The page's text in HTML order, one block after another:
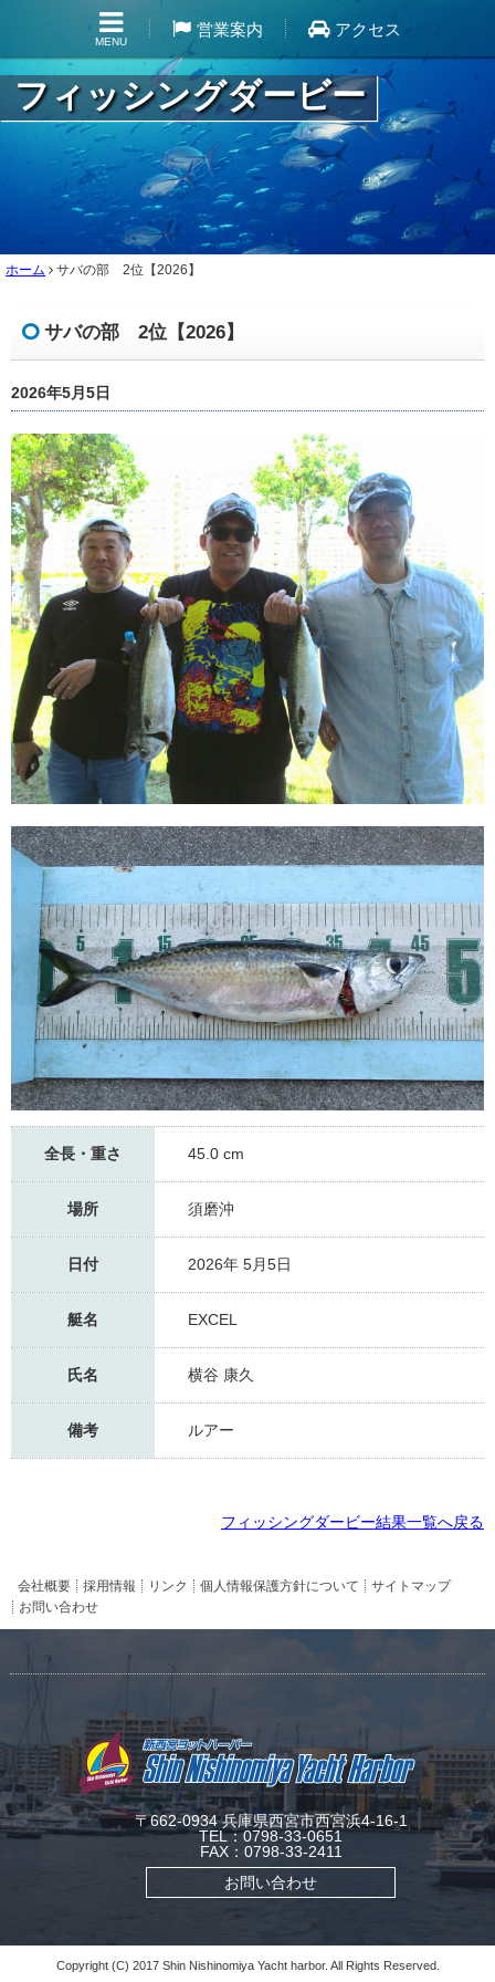
MENU
営業案内 アクセス
フィッシングダービー
ホーム サバの部 2位【2026】
サバの部 2位【2026】
2026年5月5日
全長・重さ 45.0 cm
場所 須磨沖
日付 2026年 5月5日
艇名 EXCEL
氏名 横谷 康久
備考 ルアー
フィッシングダービー結果一覧へ戻る
会社概要 採用情報 リンク 個人情報保護方針について
サイトマップ
お問い合わせ
〒662-0934 兵庫県西宮市西宮浜4-16-1
TEL：0798-33-0651
FAX：0798-33-2411
お問い合わせ
Copyright (C) 2017 Shin Nishinomiya Yacht harbor. All Rights Reserved.